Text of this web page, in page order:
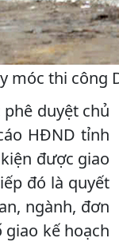
móc thi công
duyệt chủ
HĐND tỉnh
được giao
đó là quyết
ngành, đơn
giao kế hoạch